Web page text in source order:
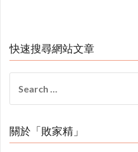
快速搜尋網站文章
for:
關於「敗家精」